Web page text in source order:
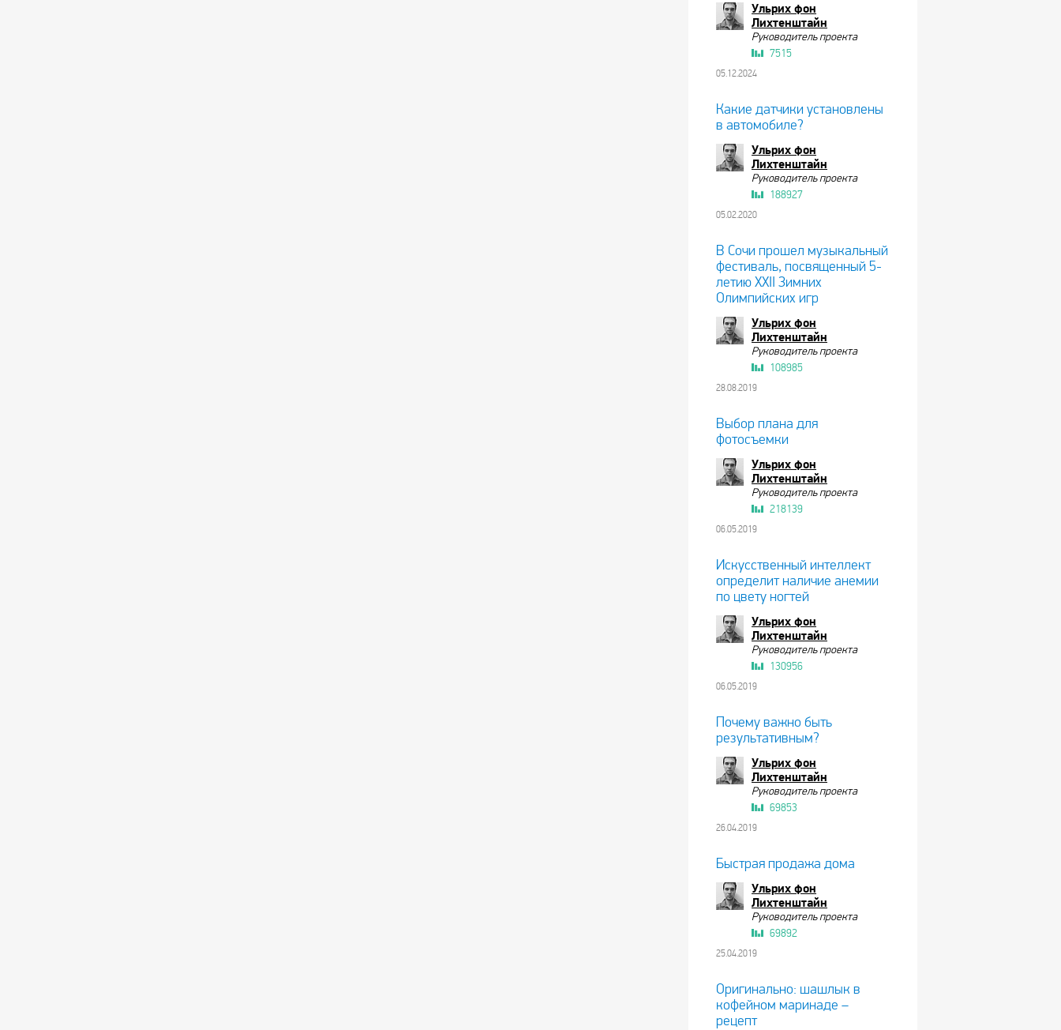
Ульрих фон
Лихтенштайн
Руководитель проекта
7515
05.12.2024
Какие датчики установлены
в автомобиле?
Ульрих фон
Лихтенштайн
Руководитель проекта
188927
05.02.2020
В Сочи прошел музыкальный
фестиваль, посвященный 5-
летию XXII Зимних
Олимпийских игр
Ульрих фон
Лихтенштайн
Руководитель проекта
108985
28.08.2019
Выбор плана для
фотосъемки
Ульрих фон
Лихтенштайн
Руководитель проекта
218139
06.05.2019
Искусственный интеллект
определит наличие анемии
по цвету ногтей
Ульрих фон
Лихтенштайн
Руководитель проекта
130956
06.05.2019
Почему важно быть
результативным?
Ульрих фон
Лихтенштайн
Руководитель проекта
69853
26.04.2019
Быстрая продажа дома
Ульрих фон
Лихтенштайн
Руководитель проекта
69892
25.04.2019
Оригинально: шашлык в
кофейном маринаде –
рецепт